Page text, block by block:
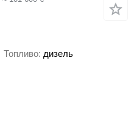
Топливо дизель